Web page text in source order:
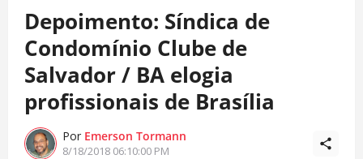
Depoimento: Síndica de
Condomínio Clube de
Salvador / BA elogia
profissionais de Brasília
Por Emerson Tormann
8/18/2018 06:10:00 PM